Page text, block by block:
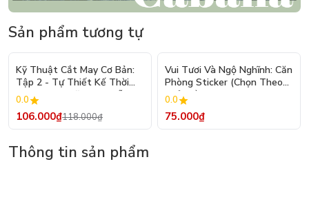
Sản phẩm tương tự
- 10%
Kỹ Thuật Cắt May Cơ Bản:
Tập 2 - Tự Thiết Kế Thời
Trang Nam Nữ - Tạo Mẫu
Rập - Kỹ Thuật Nhảy Size
0.0
106.000₫118.000₫
Vui Tươi Và Ngộ Nghĩnh: Căn
Phòng Sticker (Chọn Theo
Chủ Đề) - Hơn 250 Sticker
0.0
75.000₫
Thông tin sản phẩm